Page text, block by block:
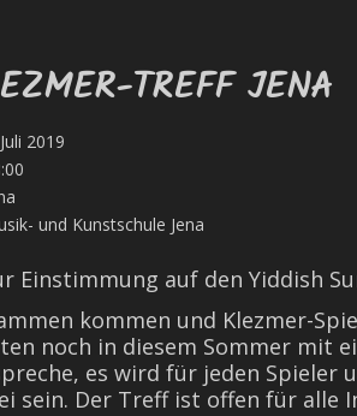
TREFF JENA
2019
und Kunstschule Jena
Einstimmung auf den Yiddish
kommen und Klezmer-
noch in diesem Sommer mit
es wird für jeden Spieler
sein. Der Treff ist offen für alle